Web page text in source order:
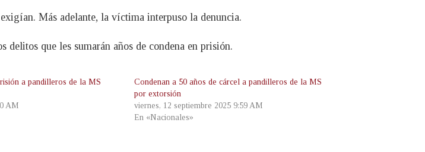
Más adelante, la víctima interpuso la denuncia.
delitos que les sumarán años de condena en prisión.
a pandilleros de la MS
AM
Condenan a 50 años de cárcel a pandilleros de la MS
por extorsión
viernes, 12 septiembre 2025 9:59 AM
En «Nacionales»